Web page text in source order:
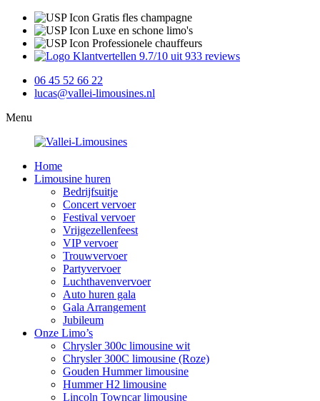
Gratis fles champagne
Luxe en schone limo's
Professionele chauffeurs
9.7/10 uit 933 reviews
06 45 52 66 22
lucas@vallei-limousines.nl
Menu
Home
Limousine huren
Bedrijfsuitje
Concert vervoer
Festival vervoer
Vrijgezellenfeest
VIP vervoer
Trouwvervoer
Partyvervoer
Luchthavenvervoer
Auto huren gala
Gala Arrangement
Jubileum
Onze Limo’s
Chrysler 300c limousine wit
Chrysler 300C limousine (Roze)
Gouden Hummer limousine
Hummer H2 limousine
Lincoln Towncar limousine